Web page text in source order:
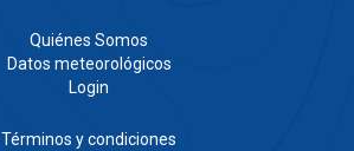
Quiénes Somos
Datos meteorológicos
Login
Términos y condiciones